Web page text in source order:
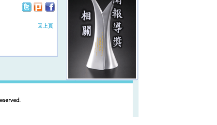
回上頁